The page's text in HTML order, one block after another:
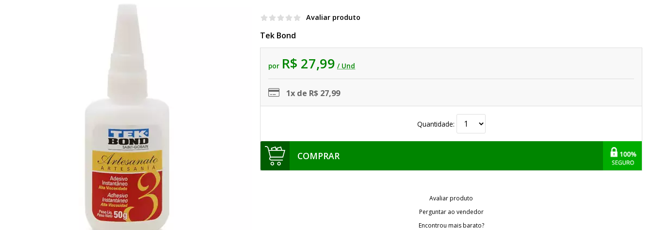
Avaliar produto
Tek Bond
por R$ 27,99 / Und
1x de R$ 27,99
Quantidade:
COMPRAR
Avaliar produto
Perguntar ao vendedor
Encontrou mais barato?